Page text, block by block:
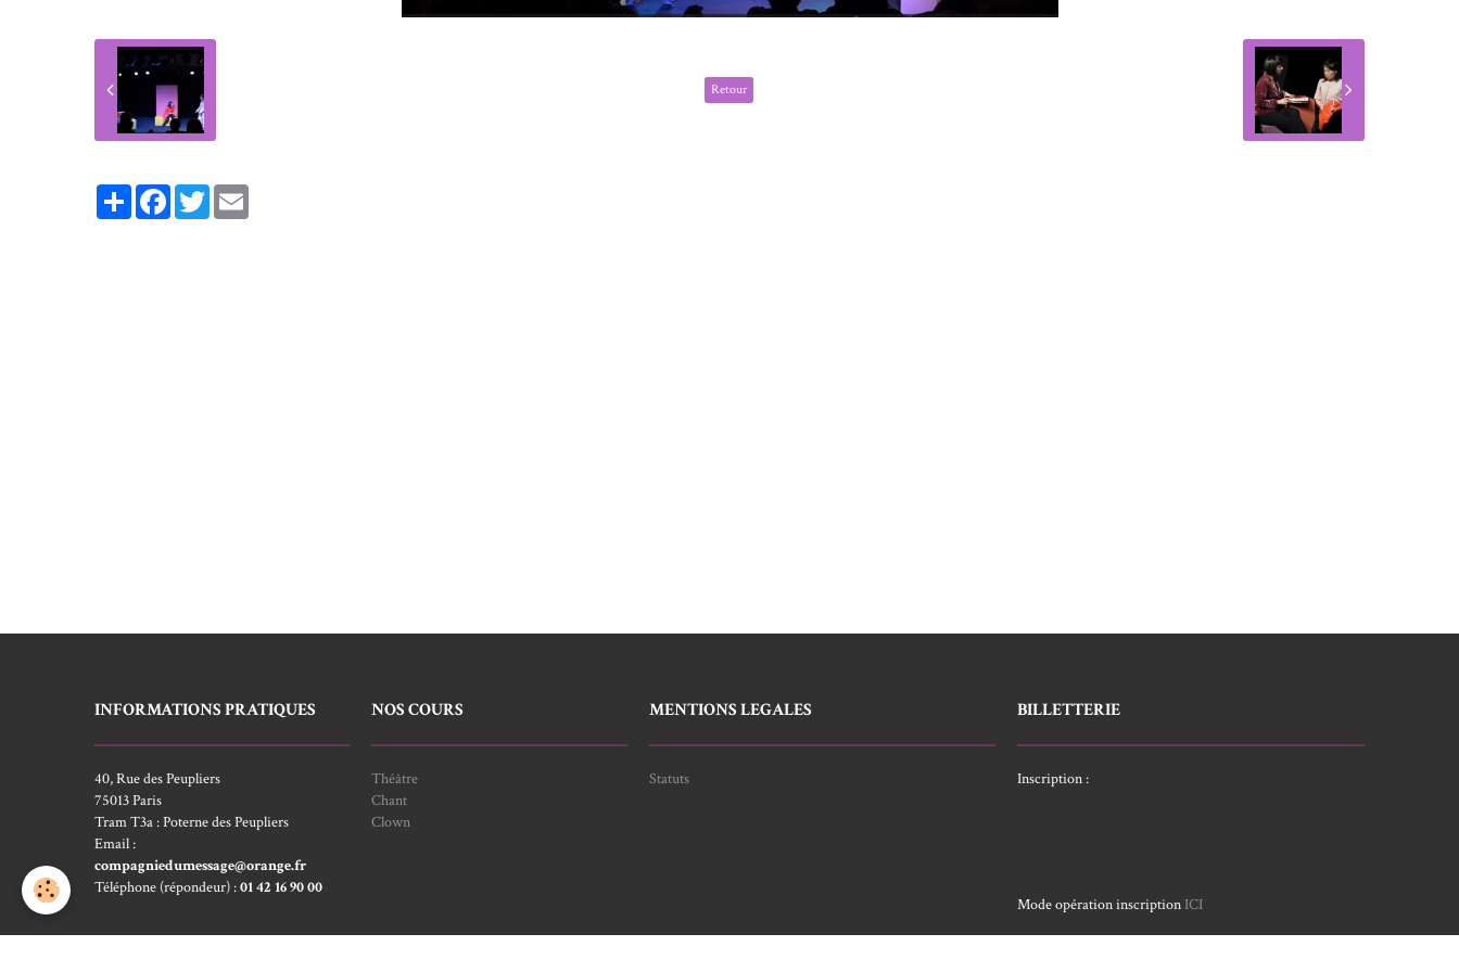
Retour
PartagerFacebookTwitter
INFORMATIONS PRATIQUES
40, Rue des Peupliers
75013 Paris
Tram T3a : Poterne des Peupliers
Email :
compagniedumessage@orange.fr
Téléphone (répondeur) :01 42 16 90 00
NOS COURS
Théâtre
Chant
Clown
MENTIONS LEGALES
Statuts
BILLETTERIE
Inscription :
Mode opération inscription ICI